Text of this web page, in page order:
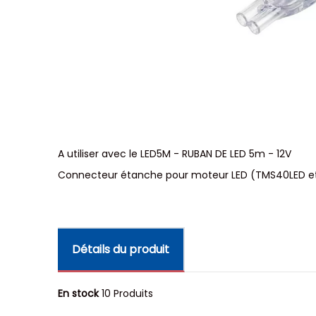
A utiliser avec le LED5M - RUBAN DE LED 5m - 12V
Connecteur étanche pour moteur LED (TMS40LED et
Détails du produit
En stock 10 Produits